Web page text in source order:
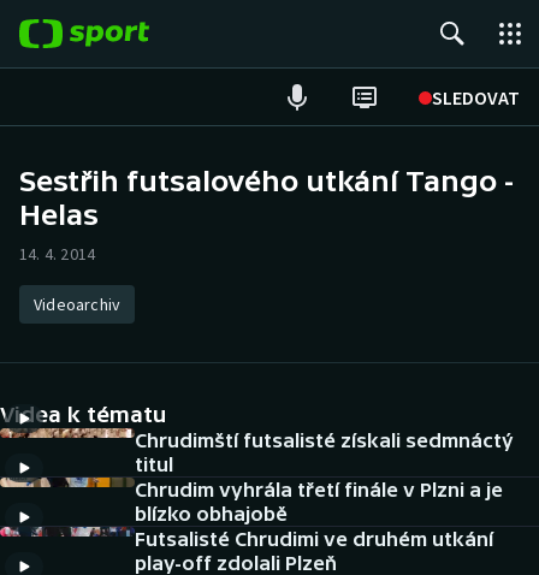
SLEDOVAT
Hokej
Atletika
DALŠÍ SPORTY
Americký fotbal
Baseball a softbal
NEPŘEHLÉDNĚTE
Sestřih futsalového utkání Tango -
Helas
14. 4. 2014
Videoarchiv
Videa k tématu
Chrudimští futsalisté získali sedmnáctý
titul
Chrudim vyhrála třetí finále v Plzni a je
blízko obhajobě
Futsalisté Chrudimi ve druhém utkání
play-off zdolali Plzeň